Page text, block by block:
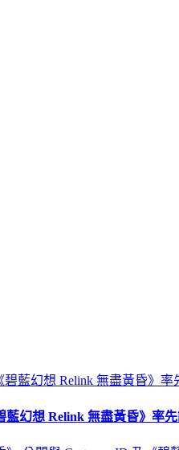
藍幻想 Relink 無盡黃昏》率